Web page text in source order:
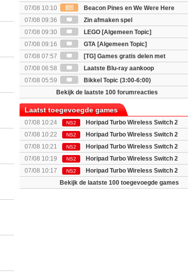
Special Edition
07/08 10:10
Beacon Pines en We Were Here
Together (PC) Gratis
07/08 09:36
Zin afmaken spel
07/08 09:30
LEGO [Algemeen Topic]
07/08 09:16
GTA [Algemeen Topic]
07/08 07:57
[TG] Games gratis delen met
elkaar.
07/08 06:58
Laatste Blu-ray aankoop
07/08 05:59
Bikkel Topic (3:00-6:00)
Bekijk de laatste 100 forumreacties
Laatst toegevoegde games
07/08 10:24 NS2
Horipad Turbo Wireless Switch 2
Controller (Pokemon...
07/08 10:22 NS2
Horipad Turbo Wireless Switch 2
Controller (Pokemon...
07/08 10:21 NS2
Horipad Turbo Wireless Switch 2
Controller (Animal C...
07/08 10:19 NS2
Horipad Turbo Wireless Switch 2
Controller (Umbreon...
07/08 10:17 NS2
Horipad Turbo Wireless Switch 2
Controller (Ditto)Bekijk de laatste 100 toegevoegde games